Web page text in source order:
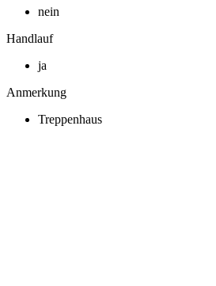
nein
Handlauf
ja
Anmerkung
Treppenhaus